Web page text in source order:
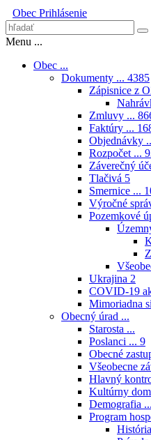
Obec Prihlásenie
Menu ...
Obec ...
Dokumenty ... 4385
Zápisnice z
Zmluvy ...
Faktúry ...
Objednávky
Rozpočet ...
Záverečný
Tlačivá 5
Smernice ...
Výročné
Pozemkové
Ukrajina 2
COVID-19
Mimoriadna
Obecný úrad ...
Starosta ...
Poslanci ... 9
Obecné
Všeobecne
Hlavný
Kultúrny
Demografia ...
Program